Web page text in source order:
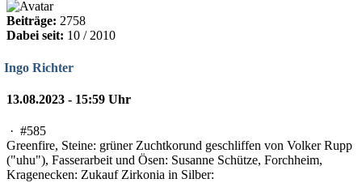
Beiträge: 2758
Dabei seit: 10 / 2010
Ingo Richter
13.08.2023 - 15:59 Uhr
· #585
Greenfire, Steine: grüner Zuchtkorund geschliffen von Volker Rupp
("uhu"), Fasserarbeit und Ösen: Susanne Schütze, Forchheim,
Kragenecken: Zukauf Zirkonia in Silber: